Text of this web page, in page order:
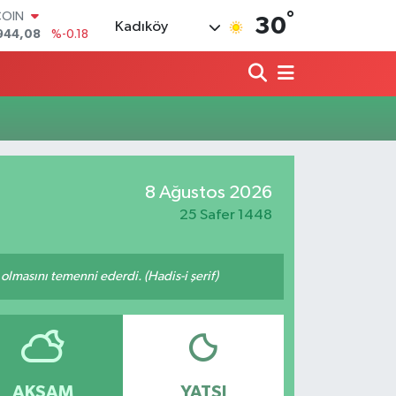
%-0.18
%0.38
ALTIN
Kadıköy 30°
8 Ağustos 2026
25 Safer 1448
temenni ederdi. (Hadis-i şerif)